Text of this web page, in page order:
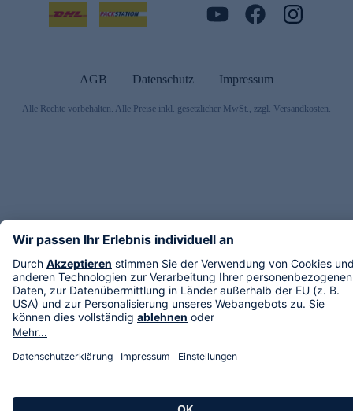
AGB Datenschutz Impressum
Alle Rechte vorbehalten. Alle Preise inkl. gesetzlicher MwSt., zzgl. Versandkosten.